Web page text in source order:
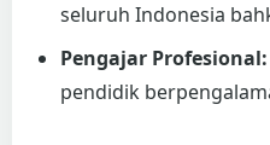
seluruh Indonesia
Pengajar Profesional:
pendidik